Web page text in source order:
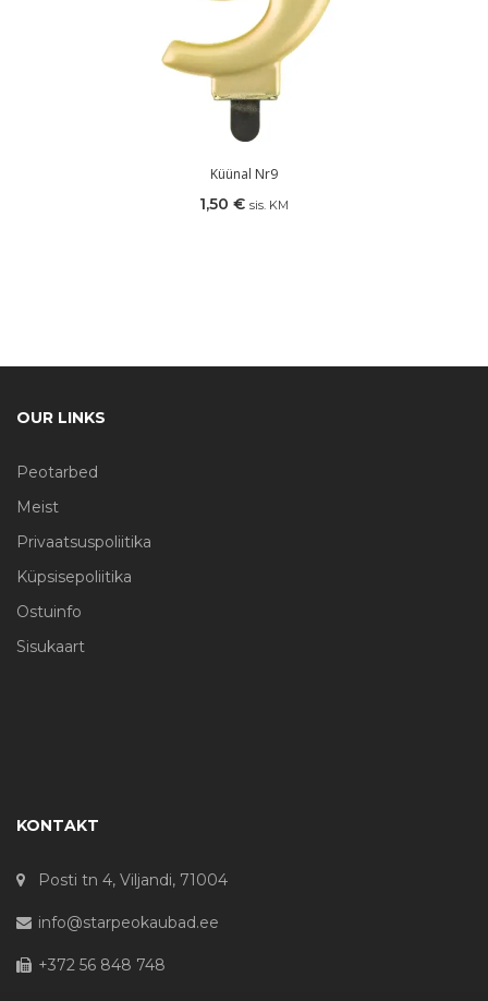
Küünal Nr9
1,50 € sis. KM
OUR LINKS
Peotarbed
Meist
Privaatsuspoliitika
Küpsisepoliitika
Ostuinfo
Sisukaart
KONTAKT
Posti tn 4, Viljandi, 71004
info@starpeokaubad.ee
+372 56 848 748